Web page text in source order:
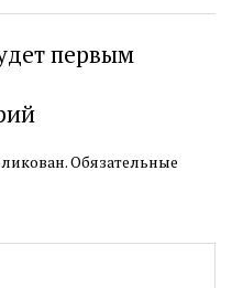
первым
Обязательные